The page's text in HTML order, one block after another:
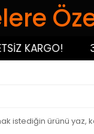
KARGO!